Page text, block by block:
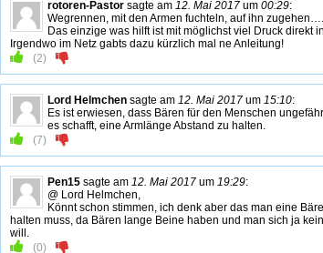
rotoren-Pastor sagte am 12. Mai 2017 um 00:29:
Wegrennen, mit den Armen fuchteln, auf ihn
Das einzige was hilft ist mit möglichst viel Druck direkt
Irgendwo im Netz gabts dazu kürzlich mal ne Anleitung!
(2)
Lord Helmchen sagte am 12. Mai 2017 um 15:10:
Es ist erwiesen, dass Bären für den Menschen
es schafft, eine Armlänge Abstand zu halten.
(7)
Pen15 sagte am 12. Mai 2017 um 19:29:
@ Lord Helmchen,
Könnt schon stimmen, ich denk aber das man eine
halten muss, da Bären lange Beine haben und man sich ja
will.
(0)